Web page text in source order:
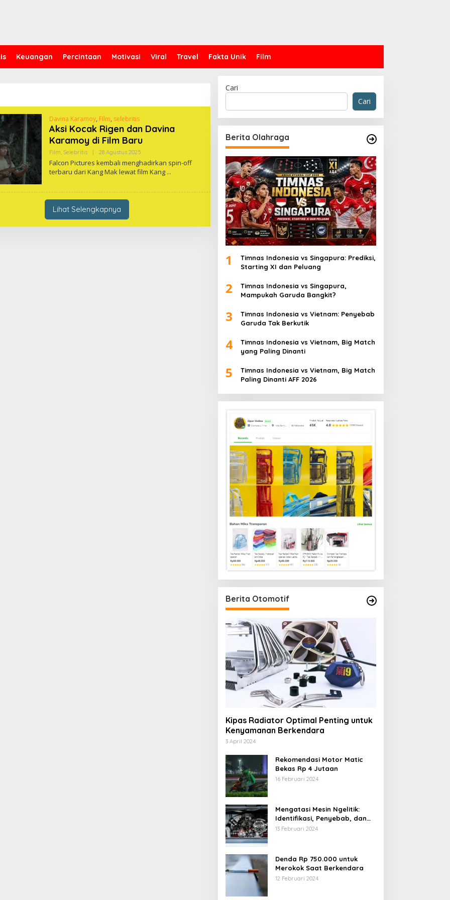
Keuangan Percintaan Motivasi Viral Travel Fakta Unik Film
Davina Karamoy, FIlm, selebritis
Aksi Kocak Rigen dan Davina
Karamoy di Film Baru
Film, Selebritis 28 Agustus 2025Oleh
Falcon Pictures kembali menghadirkan spin-off
terbaru dari Kang Mak lewat film Kang
Lihat Selengkapnya
Cari
Cari
Berita Olahraga
1
Timnas Indonesia vs Singapura: Prediksi,
Starting XI dan Peluang
2
Timnas Indonesia vs Singapura,
Mampukah Garuda Bangkit?
3
Timnas Indonesia vs Vietnam: Penyebab
Garuda Tak Berkutik
4
Timnas Indonesia vs Vietnam, Big Match
yang Paling Dinanti
5
Timnas Indonesia vs Vietnam, Big Match
Paling Dinanti AFF 2026
Berita Otomotif
Kipas Radiator Optimal Penting untuk
Kenyamanan Berkendara
3 April 2024
Rekomendasi Motor Matic
Bekas Rp 4 Jutaan
16 Februari 2024
Mengatasi Mesin Ngelitik:
Identifikasi, Penyebab, dan
Solusi
13 Februari 2024
Denda Rp 750.000 untuk
Merokok Saat Berkendara
12 Februari 2024